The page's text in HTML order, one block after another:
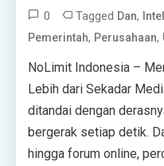
0 Tagged Dan,
Pemerintah, Perusahaan,
NoLimit Indonesia –
Lebih dari Sekadar
ditandai dengan
bergerak setiap detik.
hingga forum online,